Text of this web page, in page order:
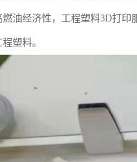
燃油经济性，工程塑料3D打
塑料。